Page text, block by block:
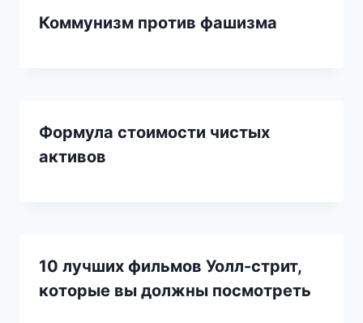
Коммунизм против фашизма
Формула стоимости чистых
активов
10 лучших фильмов Уолл-стрит,
которые вы должны посмотреть